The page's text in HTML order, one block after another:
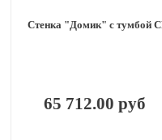
Стенка "Домик" с тумбой
65 712.00 руб